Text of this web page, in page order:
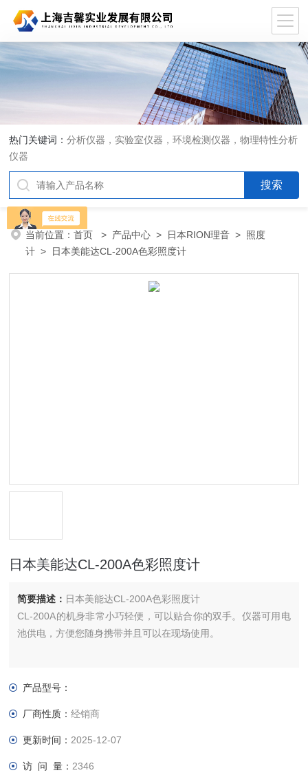
热门关键词：分析仪器，实验室仪器，环境检测仪器，物理特性分析
仪器
当前位置：首页 > 产品中心 > 日本RION理音 > 照度
计 > 日本美能达CL-200A色彩照度计
日本美能达CL-200A色彩照度计
简要描述： 日本美能达CL-200A色彩照度计
CL-200A的机身非常小巧轻便，可以贴合你的双手。仪器可用电
池供电，方便您随身携带并且可以在现场使用。
产品型号：
厂商性质：经销商
更新时间： 2025-12-07
访 问 量： 2346